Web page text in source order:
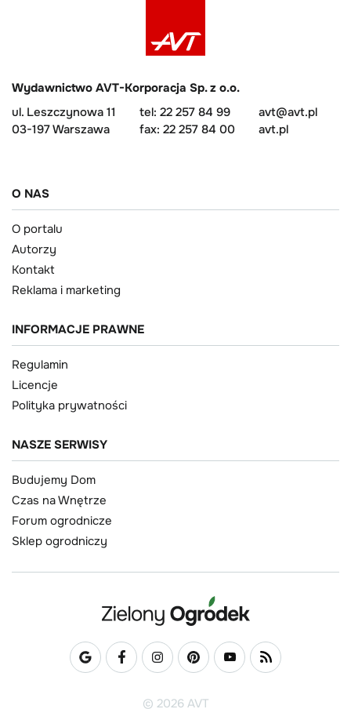
Wydawnictwo AVT-Korporacja Sp. z o.o.
ul. Leszczynowa 11
03-197 Warszawa
tel: 22 257 84 99
fax: 22 257 84 00
avt@avt.pl
avt.pl
O NAS
O portalu
Autorzy
Kontakt
Reklama i marketing
INFORMACJE PRAWNE
Regulamin
Licencje
Polityka prywatności
NASZE SERWISY
Budujemy Dom
Czas na Wnętrze
Forum ogrodnicze
Sklep ogrodniczy
© 2026 AVT